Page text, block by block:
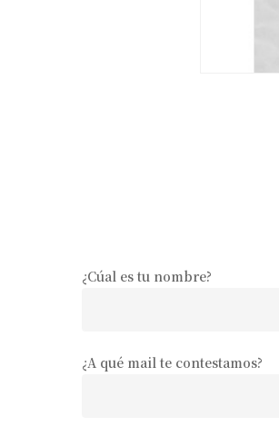
¿Cúal es tu nombre?
¿A qué mail te contestamos?